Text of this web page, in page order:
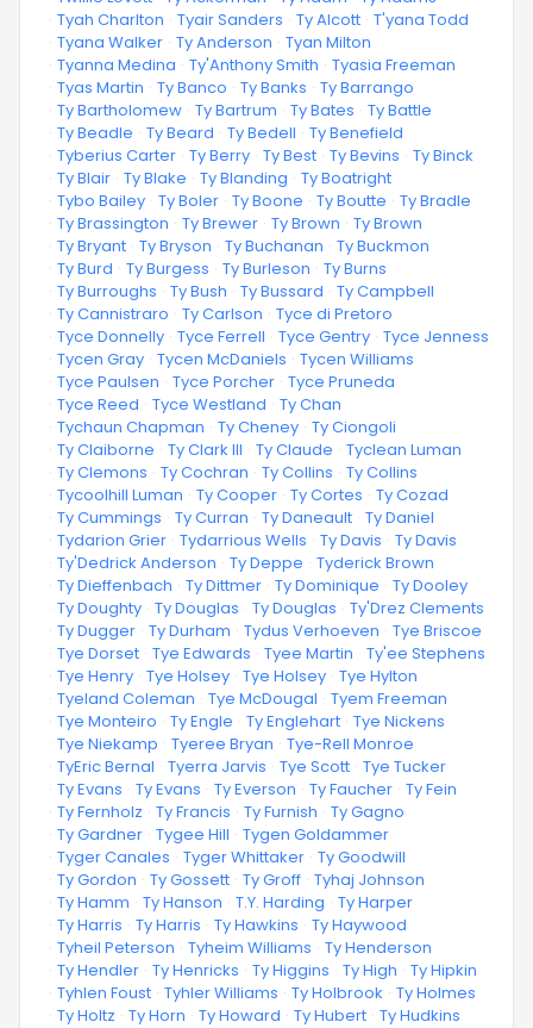
· Tyah Charlton · Tyair Sanders · Ty Alcott · T'yana Todd
· Tyana Walker · Ty Anderson · Tyan Milton
· Tyanna Medina · Ty'Anthony Smith · Tyasia Freeman
· Tyas Martin · Ty Banco · Ty Banks · Ty Barrango
· Ty Bartholomew · Ty Bartrum · Ty Bates · Ty Battle
· Ty Beadle · Ty Beard · Ty Bedell · Ty Benefield
· Tyberius Carter · Ty Berry · Ty Best · Ty Bevins · Ty Binck
· Ty Blair · Ty Blake · Ty Blanding · Ty Boatright
· Tybo Bailey · Ty Boler · Ty Boone · Ty Boutte · Ty Bradle
· Ty Brassington · Ty Brewer · Ty Brown · Ty Brown
· Ty Bryant · Ty Bryson · Ty Buchanan · Ty Buckmon
· Ty Burd · Ty Burgess · Ty Burleson · Ty Burns
· Ty Burroughs · Ty Bush · Ty Bussard · Ty Campbell
· Ty Cannistraro · Ty Carlson · Tyce di Pretoro
· Tyce Donnelly · Tyce Ferrell · Tyce Gentry · Tyce Jenness
· Tycen Gray · Tycen McDaniels · Tycen Williams
· Tyce Paulsen · Tyce Porcher · Tyce Pruneda
· Tyce Reed · Tyce Westland · Ty Chan
· Tychaun Chapman · Ty Cheney · Ty Ciongoli
· Ty Claiborne · Ty Clark III · Ty Claude · Tyclean Luman
· Ty Clemons · Ty Cochran · Ty Collins · Ty Collins
· Tycoolhill Luman · Ty Cooper · Ty Cortes · Ty Cozad
· Ty Cummings · Ty Curran · Ty Daneault · Ty Daniel
· Tydarion Grier · Tydarrious Wells · Ty Davis · Ty Davis
· Ty'Dedrick Anderson · Ty Deppe · Tyderick Brown
· Ty Dieffenbach · Ty Dittmer · Ty Dominique · Ty Dooley
· Ty Doughty · Ty Douglas · Ty Douglas · Ty'Drez Clements
· Ty Dugger · Ty Durham · Tydus Verhoeven · Tye Briscoe
· Tye Dorset · Tye Edwards · Tyee Martin · Ty'ee Stephens
· Tye Henry · Tye Holsey · Tye Holsey · Tye Hylton
· Tyeland Coleman · Tye McDougal · Tyem Freeman
· Tye Monteiro · Ty Engle · Ty Englehart · Tye Nickens
· Tye Niekamp · Tyeree Bryan · Tye-Rell Monroe
· TyEric Bernal · Tyerra Jarvis · Tye Scott · Tye Tucker
· Ty Evans · Ty Evans · Ty Everson · Ty Faucher · Ty Fein
· Ty Fernholz · Ty Francis · Ty Furnish · Ty Gagno
· Ty Gardner · Tygee Hill · Tygen Goldammer
· Tyger Canales · Tyger Whittaker · Ty Goodwill
· Ty Gordon · Ty Gossett · Ty Groff · Tyhaj Johnson
· Ty Hamm · Ty Hanson · T.Y. Harding · Ty Harper
· Ty Harris · Ty Harris · Ty Hawkins · Ty Haywood
· Tyheil Peterson · Tyheim Williams · Ty Henderson
· Ty Hendler · Ty Henricks · Ty Higgins · Ty High · Ty Hipkin
· Tyhlen Foust · Tyhler Williams · Ty Holbrook · Ty Holmes
· Ty Holtz · Ty Horn · Ty Howard · Ty Hubert · Ty Hudkins